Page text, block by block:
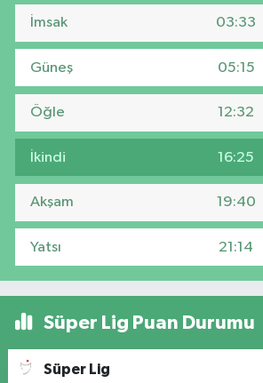
İmsak 03:33
Güneş 05:15
Öğle 12:32
İkindi 16:25
Akşam 19:40
Yatsı 21:14
Süper Lig Puan Durumu
Süper Lig